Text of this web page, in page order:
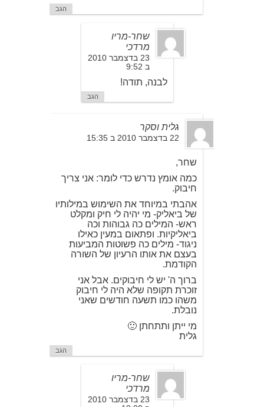
הגב
שחר-מריו
מרדכי
23 בדצמבר 2010
ב 9:52
לבנה, תודה!
הגב
גלית וסקר
22 בדצמבר 2010 ב 15:35
שחר,
כמה אומץ נדרש כדי לומר: אני צריך
חיבוק.
אהבתי במיוחד את השימוש במילותיו
של ביאליק- מי יהיה לי חיק ומקלט
ראש- המילים כה גבוהות וכה
ביאליקיות. ופתאום במעין כאילו
ניגוד- מילים כה פשוטות המביעות
בעצם את אותו הרעיון של השורה
הקודמת.
ברוך ה' יש לי חיבוקים. אבל אני
זוכרת תקופה שלא היה לי חיבוק
משהו כמו תשעה חודשים שאני
נובלת.
מי ייתן ותתחתן 🙂
גלית
הגב
שחר-מריו
מרדכי
23 בדצמבר 2010